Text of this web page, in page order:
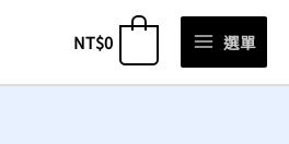
NT$0 選單